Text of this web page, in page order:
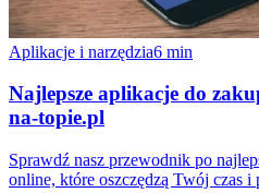
Aplikacje i narzędzia6 min
Najlepsze aplikacje do
na-topie.pl
Sprawdź nasz przewodnik po
online, które oszczędzą Twój czas